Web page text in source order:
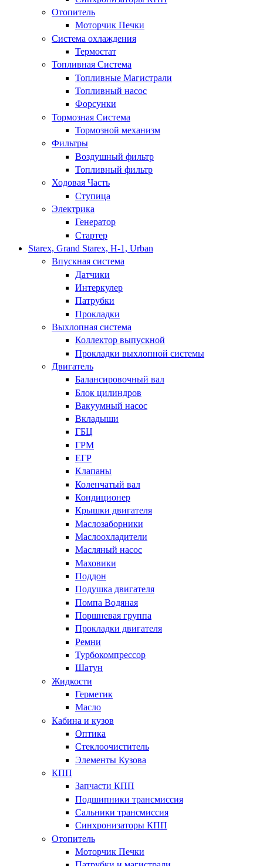
Отопитель
Моторчик Печки
Система охлаждения
Термостат
Топливная Система
Топливные Магистрали
Топливный насос
Форсунки
Тормозная Система
Тормозной механизм
Фильтры
Воздушный фильтр
Топливный фильтр
Ходовая Часть
Ступица
Электрика
Генератор
Стартер
Starex, Grand Starex, H-1, Urban
Впускная система
Датчики
Интеркулер
Патрубки
Прокладки
Выхлопная система
Коллектор выпускной
Прокладки выхлопной системы
Двигатель
Балансировочный вал
Блок цилиндров
Вакуумный насос
Вкладыши
ГБЦ
ГРМ
ЕГР
Клапаны
Коленчатый вал
Кондиционер
Крышки двигателя
Маслозаборники
Маслоохладители
Масляный насос
Маховики
Поддон
Подушка двигателя
Помпа Водяная
Поршневая группа
Прокладки двигателя
Ремни
Турбокомпрессор
Шатун
Жидкости
Герметик
Масло
Кабина и кузов
Оптика
Стеклоочиститель
Элементы Кузова
КПП
Запчасти КПП
Подшипники трансмиссия
Сальники трансмиссия
Синхронизаторы КПП
Отопитель
Моторчик Печки